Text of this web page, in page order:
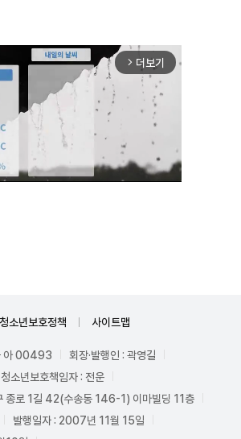
arrow_forward_ios 더보기
청소년보호정책 사이트맵
아 00493
회장·발행인 : 곽영길
청소년보호책임자 : 전운
종로 1길 42(수송동 146-1) 이마빌딩 11층
발행일자 : 2007년 11월 15일